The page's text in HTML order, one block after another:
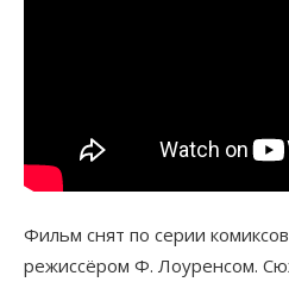
Фильм снят по серии
режиссёром Ф. Лоуренсом.